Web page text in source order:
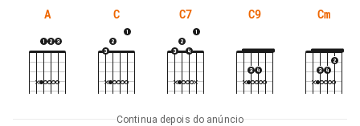
A C C7 C9 Cm
Continua depois do anúncio